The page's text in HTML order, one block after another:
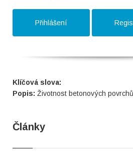
Přihlášení
Klíčová slova:
Popis: Životnost betonových povrchů
Články